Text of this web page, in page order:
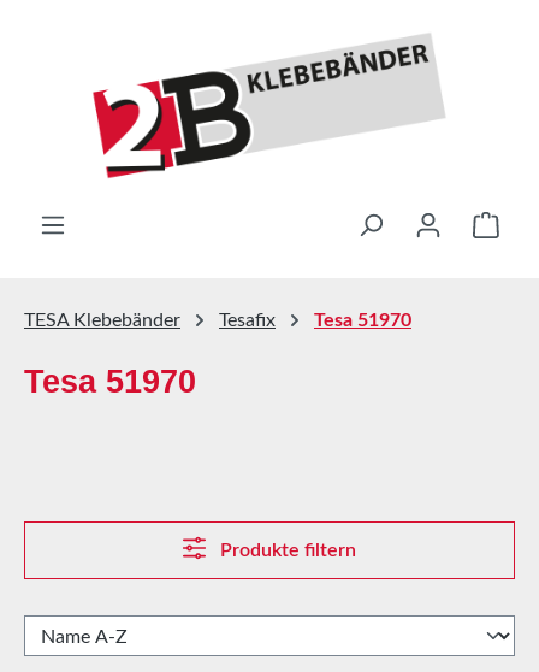
TESA Klebebänder Tesafix Tesa 51970
Tesa 51970
Produkte filtern